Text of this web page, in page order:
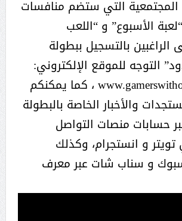
المجتمعية التي ستضم منافسات
الأسبوع” و “اللعب
الراغبين بالتسجيل ببطولة
التوجه للموقع الإلكتروني:
www.gamerswithoutborders.com ، كما يمكنكم
والأخبار الخاصة بالبطولة
حسابات منصات التواصل
و انستجرام، وكذلك
و سناب شات عبر معرف